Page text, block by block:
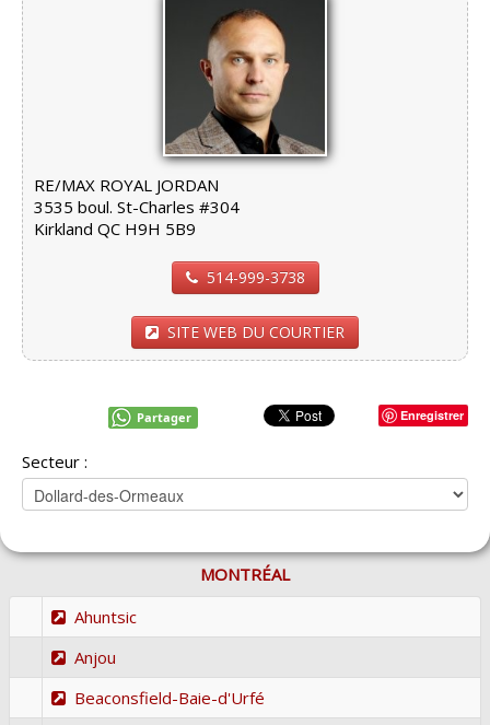
RE/MAX ROYAL JORDAN
3535 boul. St-Charles #304
Kirkland QC H9H 5B9
514-999-3738
SITE WEB DU COURTIER
Enregistrer
Partager
Secteur :
MONTRÉAL
Ahuntsic
Anjou
Beaconsfield-Baie-d'Urfé